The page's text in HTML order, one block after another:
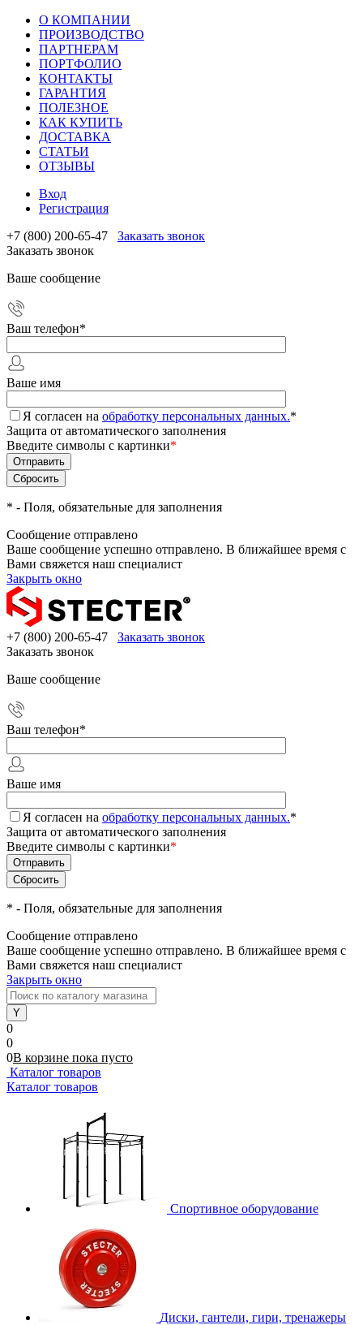
О КОМПАНИИ
ПРОИЗВОДСТВО
ПАРТНЕРАМ
ПОРТФОЛИО
КОНТАКТЫ
ГАРАНТИЯ
ПОЛЕЗНОЕ
КАК КУПИТЬ
ДОСТАВКА
СТАТЬИ
ОТЗЫВЫ
Вход
Регистрация
+7 (800) 200-65-47
Заказать звонок
Заказать звонок
Ваше сообщение
Ваш телефон*
Ваше имя
Я согласен на обработку персональных данных.*
Защита от автоматического заполнения
Введите символы с картинки*
* - Поля, обязательные для заполнения
Сообщение отправлено
Ваше сообщение успешно отправлено. В ближайшее время с
Вами свяжется наш специалист
Закрыть окно
+7 (800) 200-65-47
Заказать звонок
Заказать звонок
Ваше сообщение
Ваш телефон*
Ваше имя
Я согласен на обработку персональных данных.*
Защита от автоматического заполнения
Введите символы с картинки*
* - Поля, обязательные для заполнения
Сообщение отправлено
Ваше сообщение успешно отправлено. В ближайшее время с
Вами свяжется наш специалист
Закрыть окно
0
0
0В корзине пока пусто
Каталог товаров
Каталог товаров
Спортивное оборудование
Диски, гантели, гири, тренажеры